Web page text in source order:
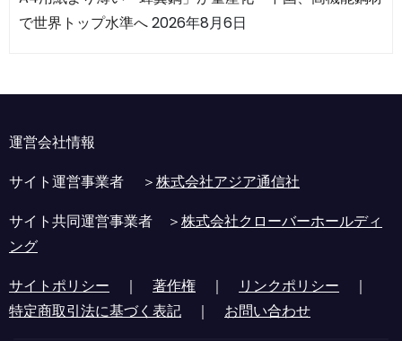
で世界トップ水準へ2026年8月6日
運営会社情報
サイト運営事業者 ＞株式会社アジア通信社
サイト共同運営事業者 ＞株式会社クローバーホールディ
ング
サイトポリシー ｜ 著作権 ｜ リンクポリシー ｜
特定商取引法に基づく表記 ｜ お問い合わせ